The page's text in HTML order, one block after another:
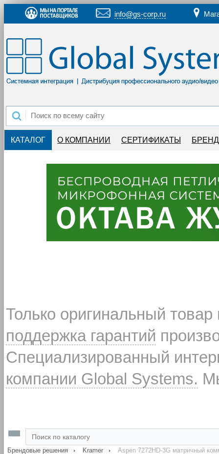
info@gs-corp.ru
КАТАЛОГ О КОМПАНИИ СЕРТИФИКАТЫ
Только оригинальный
поддержка гарантий
Специализированный
компании Global Systems.
Брендовые решения Kramer Aspen 7272HD-3G матричный